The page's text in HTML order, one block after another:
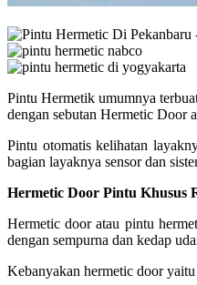
Pintu Hermetik umumnya
dengan sebutan Hermetic Door
Pintu otomatis kelihatan
bagian layaknya sensor dan
Hermetic Door Pintu Khusus
Hermetic door atau pintu
dengan sempurna dan kedap
Kebanyakan hermetic door